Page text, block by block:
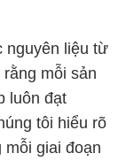
nguyên liệu từ
mỗi sản
luôn đạt
tôi hiểu rõ
giai đoạn